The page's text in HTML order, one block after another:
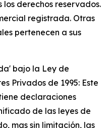
los derechos reservados.
registrada. Otras
pertenecen a sus
bajo la Ley de
Privados de 1995: Este
declaraciones
de las leyes de
mas sin limitación, las